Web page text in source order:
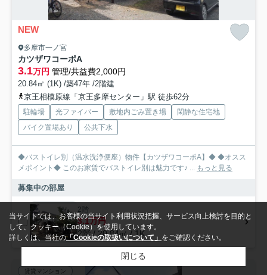
NEW
多摩市一ノ宮
カツザワコーポA
3.1万円 管理/共益費2,000円
20.84㎡ (1K) /築47年 /2階建
京王相模原線「京王多摩センター」駅 徒歩62分
駐輪場 光ファイバー 敷地内ごみ置き場
閑静な住宅地
バイク置場あり
公共下水
◆バストイレ別（温水洗浄便座）物件【カツザワコーポA】◆ ◆オスス
メポイント◆ このお家賃でバストイレ別は魅力です♪ ...
もっと見る
募集中の部屋
2階
3.1万円
2階 / 20.84㎡ / 1K
賃貸マンション
当サイトでは、お客様の当サイト利用状況把握、サービス向上検討を目的と
して、クッキー（Cookie）を使用しています。
詳しくは、当社の「Cookieの取扱いについて」 をご確認ください。
閉じる